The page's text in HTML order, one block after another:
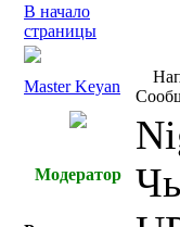
В начало
страницы
Master Keyan
Модератор